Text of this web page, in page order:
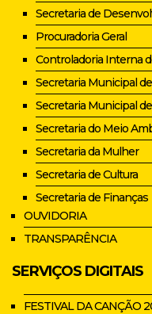
Secretaria de
Procuradoria Geral
Controladoria Interna
Secretaria Municipal
Secretaria Municipal
Secretaria do Meio
Secretaria da Mulher
Secretaria de Cultura
Secretaria de Finanças
OUVIDORIA
TRANSPARÊNCIA
SERVIÇOS DIGITAIS
FESTIVAL DA CANÇÃO